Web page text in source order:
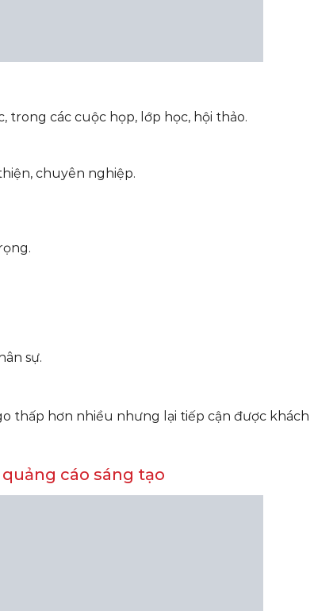
các cuộc họp, lớp học, hội thảo.
chuyên nghiệp.
sự.
thấp hơn nhiều nhưng lại tiếp cận được khách
cáo sáng tạo